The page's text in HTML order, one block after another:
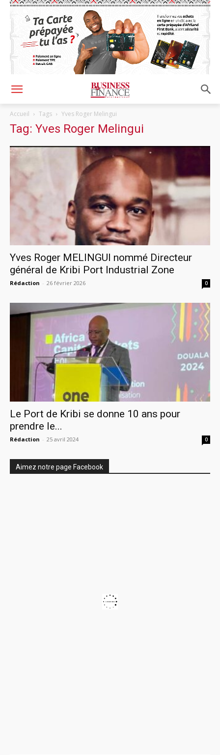
Accueil Tags Yves Roger Melingui
Tag: Yves Roger Melingui
Yves Roger MELINGUI nommé Directeur
général de Kribi Port Industrial Zone
Rédaction - 26 février 2026 0
Le Port de Kribi se donne 10 ans pour
prendre le...
Rédaction - 25 avril 2024 0
Aimez notre page Facebook